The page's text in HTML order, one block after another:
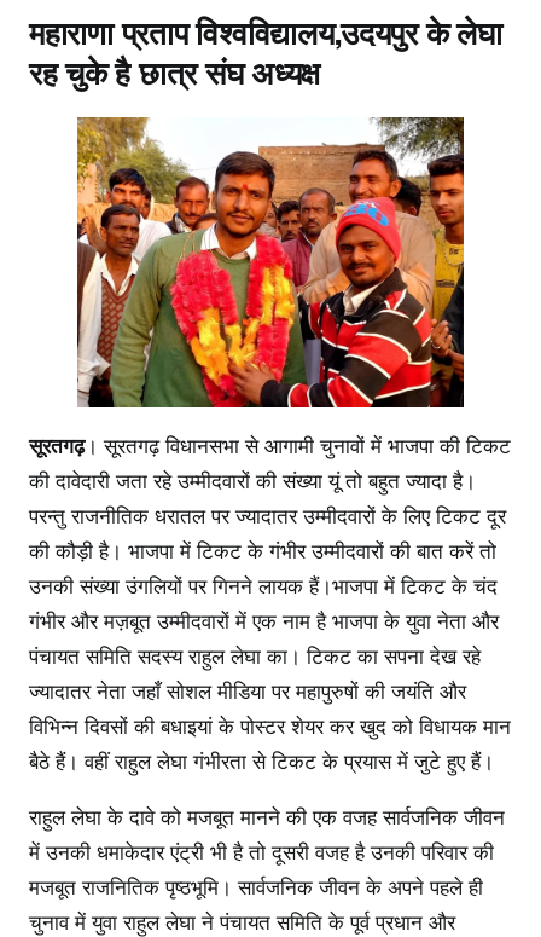
द
ता
यु
वा
चे
ह
रा
o
o
k
p
p
m
महाराणा प्रताप विश्वविद्यालय,उदयपुर के लेघा
रह चुके है छात्र संघ अध्यक्ष
सूरतगढ़। सूरतगढ़ विधानसभा से आगामी चुनावों में भाजपा की टिकट
की दावेदारी जता रहे उम्मीदवारों की संख्या यूं तो बहुत ज्यादा है।
परन्तु राजनीतिक धरातल पर ज्यादातर उम्मीदवारों के लिए टिकट दूर
की कौड़ी है। भाजपा में टिकट के गंभीर उम्मीदवारों की बात करें तो
उनकी संख्या उंगलियों पर गिनने लायक हैं।भाजपा में टिकट के चंद
गंभीर और मज़बूत उम्मीदवारों में एक नाम है भाजपा के युवा नेता और
पंचायत समिति सदस्य राहुल लेघा का। टिकट का सपना देख रहे
ज्यादातर नेता जहाँ सोशल मीडिया पर महापुरुषों की जयंति और
विभिन्न दिवसों की बधाइयां के पोस्टर शेयर कर खुद को विधायक मान
बैठे हैं। वहीं राहुल लेघा गंभीरता से टिकट के प्रयास में जुटे हुए हैं।
राहुल लेघा के दावे को मजबूत मानने की एक वजह सार्वजनिक जीवन
में उनकी धमाकेदार एंट्री भी है तो दूसरी वजह है उनकी परिवार की
मजबूत राजनितिक पृष्ठभूमि। सार्वजनिक जीवन के अपने पहले ही
चुनाव में युवा राहुल लेघा ने पंचायत समिति के पूर्व प्रधान और